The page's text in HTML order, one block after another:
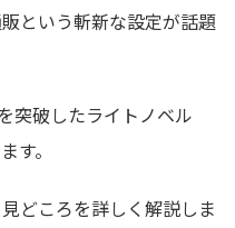
という斬新な設定が話題
突破したライトノベル
す。
どころを詳しく解説しま